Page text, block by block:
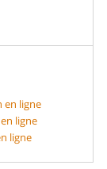
en ligne
ligne
ligne